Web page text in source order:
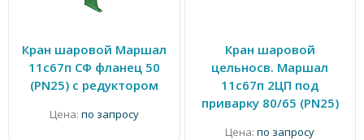
Кран шаровой Маршал
11с67п СФ фланец 50
(PN25) с редуктором
Цена: по запросу
Кран шаровой
цельносв. Маршал
11с67п 2ЦП под
приварку 80/65 (PN25)
Цена: по запросу